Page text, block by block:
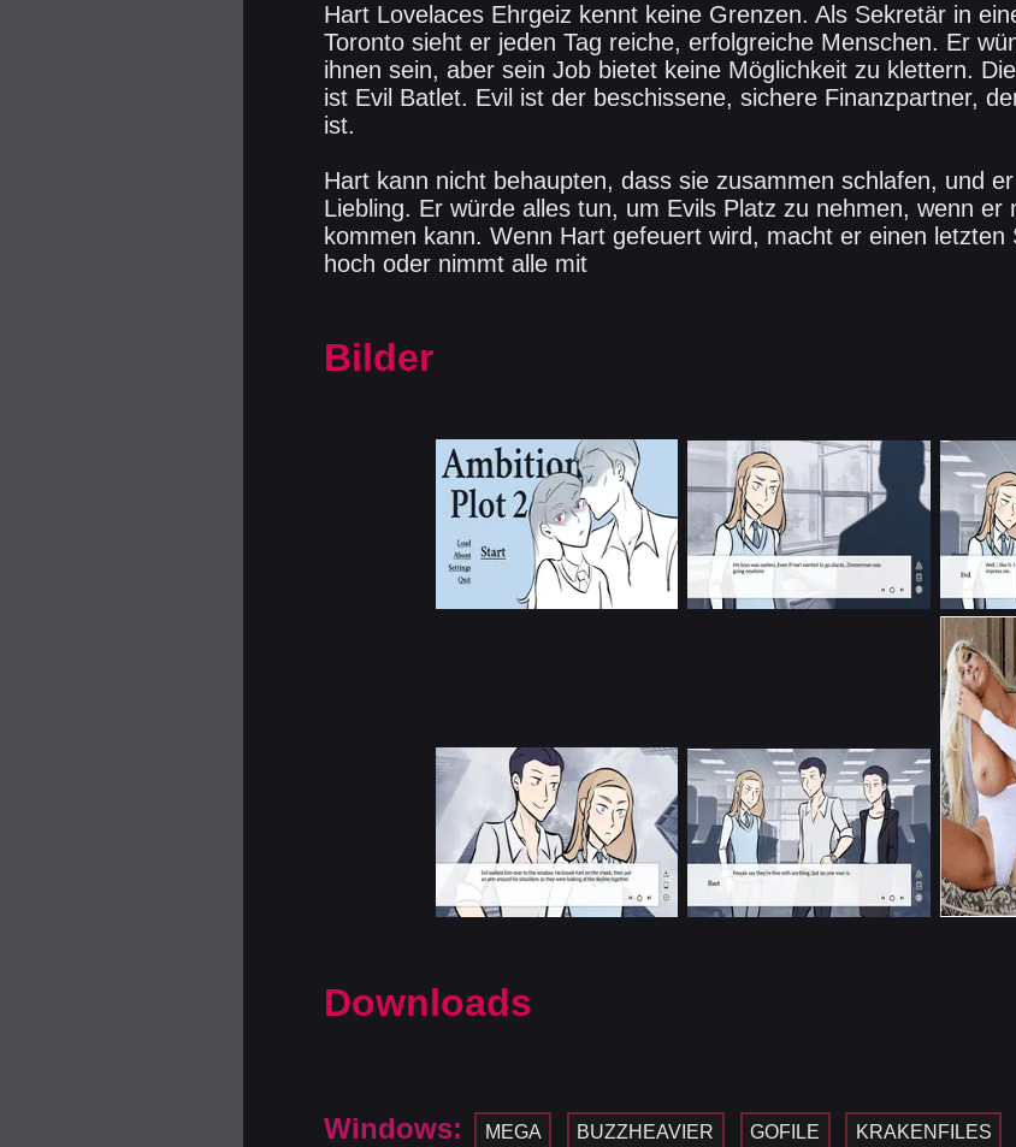
Hart Lovelaces Ehrgeiz kennt keine Grenzen. Als Sekretär in
Toronto sieht er jeden Tag reiche, erfolgreiche Menschen. Er
ihnen sein, aber sein Job bietet keine Möglichkeit zu klettern.
ist Evil Batlet. Evil ist der beschissene, sichere Finanzpartner,
ist.
Hart kann nicht behaupten, dass sie zusammen schlafen, und
Liebling. Er würde alles tun, um Evils Platz zu nehmen, wenn er
kommen kann. Wenn Hart gefeuert wird, macht er einen letzten
hoch oder nimmt alle mit
Bilder
Downloads
Windows: MEGA BUZZHEAVIER GOFILE KRAKENFILES